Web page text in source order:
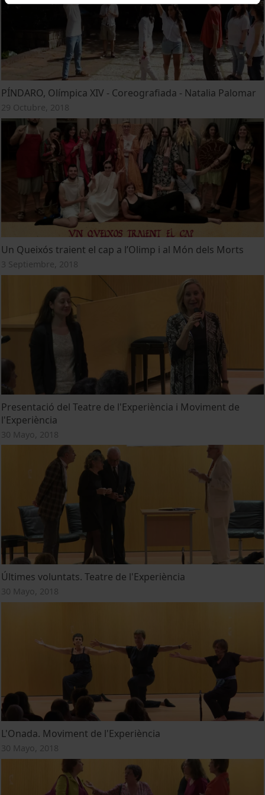
PÍNDARO, Olímpica XIV - Coreografiada - Natalia Palomar
29 Octubre, 2018
Un Queixós traient el cap a l’Olimp i al Món dels Morts
3 Septiembre, 2018
Presentació del Teatre de l'Experiència i Moviment de
l'Experiència
30 Mayo, 2018
Últimes voluntats. Teatre de l'Experiència
30 Mayo, 2018
L'Onada. Moviment de l'Experiència
30 Mayo, 2018